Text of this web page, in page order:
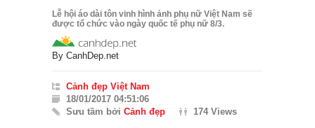
Lễ hội áo dài tôn vinh hình ảnh phụ nữ Việt Nam sẽ
được tổ chức vào ngày quốc tế phụ nữ 8/3.
By CanhDep.net
Cảnh đẹp Việt Nam
18/01/2017 04:51:06
Sưu tầm bởi Cảnh đẹp 174 Views